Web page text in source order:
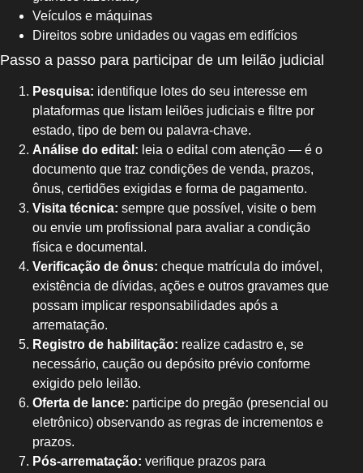
Veículos e máquinas
Direitos sobre unidades ou vagas em edifícios
Passo a passo para participar de um leilão judicial
Pesquisa: identifique lotes do seu interesse em
plataformas que listam leilões judiciais e filtre por
estado, tipo de bem ou palavra-chave.
Análise do edital: leia o edital com atenção — é o
documento que traz condições de venda, prazos,
ônus, certidões exigidas e forma de pagamento.
Visita técnica: sempre que possível, visite o bem
ou envie um profissional para avaliar a condição
física e documental.
Verificação de ônus: cheque matrícula do imóvel,
existência de dívidas, ações e outros gravames que
possam implicar responsabilidades após a
arrematação.
Registro de habilitação: realize cadastro e, se
necessário, caução ou depósito prévio conforme
exigido pelo leilão.
Oferta de lance: participe do pregão (presencial ou
eletrônico) observando as regras de incrementos e
prazos.
Pós-arrematação: verifique prazos para